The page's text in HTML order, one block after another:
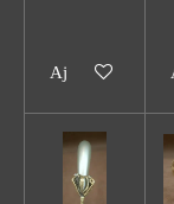
Ajouter au